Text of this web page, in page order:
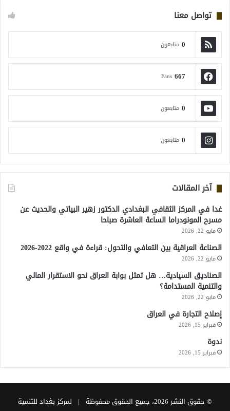
تواصل معنا
0 متابعون
667
Fans
0 متابعون
0 متابعون
آخر المقالات
غدا في المركز الثقافي البغدادي الدكتور زهير البياتي والحديث عن
مسرح المونودراما الساعة العاشرة صباحا
مايو 22, 2026
الصناعة العراقية بين التعافي والتحول: قراءة في واقع 2022-2026
مايو 22, 2026
الصناديق السيادية… هل تمثل بوابة العراق نحو الاستقرار المالي
والتنمية المستدامة؟
مايو 22, 2026
إصلاح التجارة في العراق
فبراير 15, 2026
ندوة
فبراير 15, 2026
© حقوق النشر 2026، جميع الحقوق محفوظة | لمركز بغداد للتنمية